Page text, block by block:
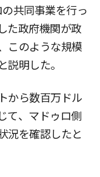
共同事業を行っ
た政府機関が政
このような規模
説明した。
から数百万ドル
て、マドゥロ側
況を確認したと